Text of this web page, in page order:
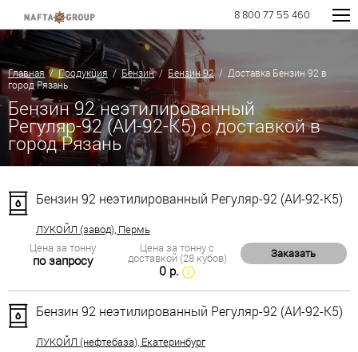
8 800 77 55 460
Главная/Продукция/Бензин/ Бензин 92/ Доставка Бензин 92 в
город Рязань
Бензин 92 неэтилированный
Регуляр-92 (АИ-92-К5) с доставкой в
город Рязань
Бензин 92 неэтилированный Регуляр-92 (АИ-92-К5)
ЛУКОЙЛ (завод), Пермь
Цена за тонну
по запросу
Цена за тонну с
доставкой (28 кубов)
0 р.
Заказать
Бензин 92 неэтилированный Регуляр-92 (АИ-92-К5)
ЛУКОЙЛ (нефтебаза), Екатеринбург